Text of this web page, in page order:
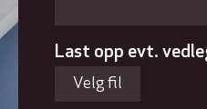
Last opp evt.
Velg fil